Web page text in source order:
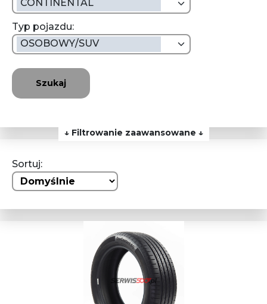
CONTINENTAL
Typ pojazdu:
OSOBOWY/SUV
Szukaj
↓ Filtrowanie zaawansowane ↓
Sortuj: